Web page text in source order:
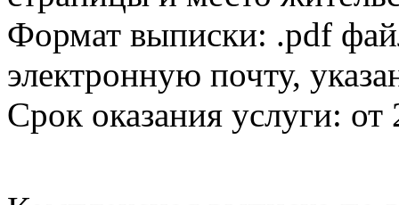
Формат выписки: .pdf
электронную почту,
Срок оказания услуги: от